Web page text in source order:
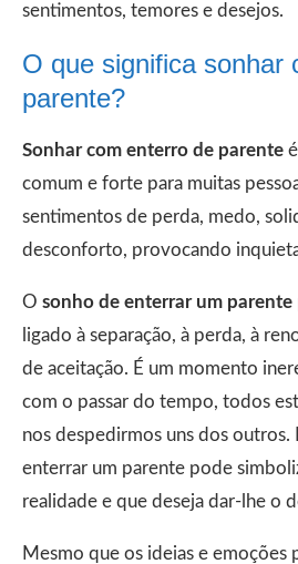
sentimentos, temores e desejos.
O que significa sonhar
parente?
Sonhar com enterro de parente
comum e forte para muitas
sentimentos de perda, medo,
desconforto, provocando
O sonho de enterrar um parente
ligado à separação, à perda, à
de aceitação. É um momento
com o passar do tempo, todos
nos despedirmos uns dos outros.
enterrar um parente pode
realidade e que deseja dar-lhe o
Mesmo que os ideias e emoções